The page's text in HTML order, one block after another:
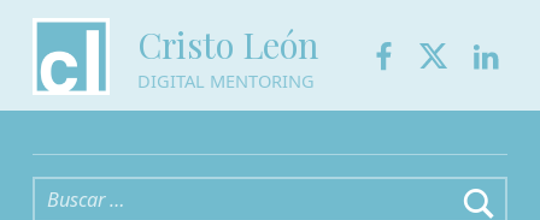
Cristo León
DIGITAL MENTORING
Buscar: